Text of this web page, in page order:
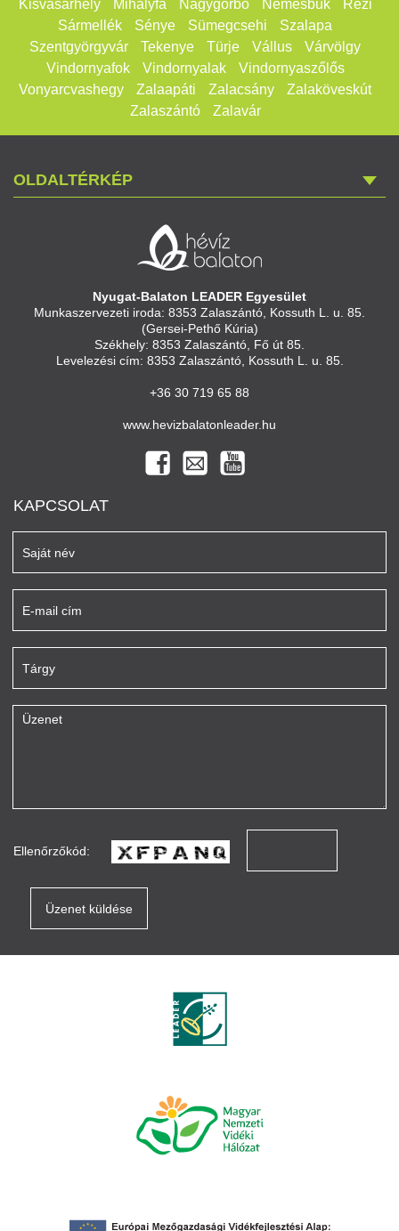
Kisvásárhely Mihályfa Nagygörbő Nemesbük
Rezi
Sármellék
Sénye Sümegcsehi
Szalapa
Szentgyörgyvár
Tekenye Türje Vállus
Várvölgy
Vindornyafok
Vindornyalak
Vindornyaszőlős
Vonyarcvashegy
Zalaapáti Zalacsány
Zalaköveskút
Zalaszántó
Zalavár
OLDALTÉRKÉP
Nyugat-Balaton LEADER Egyesület
Munkaszervezeti iroda: 8353 Zalaszántó, Kossuth L. u. 85.
(Gersei-Pethő Kúria)
Székhely: 8353 Zalaszántó, Fő út 85.
Levelezési cím: 8353 Zalaszántó, Kossuth L. u. 85.
+36 30 719 65 88
www.hevizbalatonleader.hu
KAPCSOLAT
Ellenőrzőkód: